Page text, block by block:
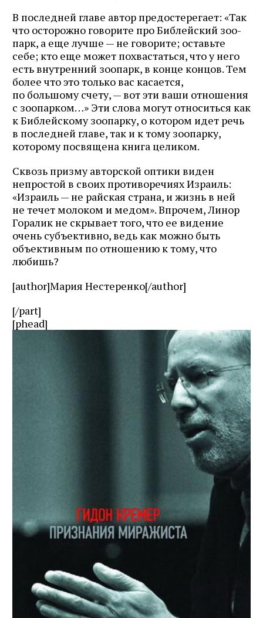
В последней главе автор предостерегает: «Так
что осторожно говорите про Библейский зоо­
парк, а еще лучше — не говорите; оставьте
себе; кто еще может похвастаться, что у него
есть внутренний зоопарк, в конце концов. Тем
более что это только вас касается,
по большому счету, — вот эти ваши отношения
с зоопарком…» Эти слова могут относиться как
к Библейскому зоопарку, о котором идет речь
в последней главе, так и к тому зоопарку,
которому посвящена книга целиком.
Сквозь призму авторской оптики виден
непростой в своих противоречиях Израиль:
«Израиль — не райская страна, и жизнь в ней
не течет молоком и медом». Впрочем, Линор
Горалик не скрывает того, что ее видение
очень субъективно, ведь как можно быть
объективным по отношению к тому, что
любишь?
[author]Мария Нестеренко[/author]
[/part]
[phead]